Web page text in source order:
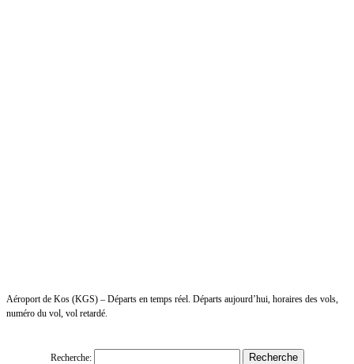
Aéroport de Kos (KGS) – Départs en temps réel. Départs aujourd’hui, horaires des vols,
numéro du vol, vol retardé.
Recherche: